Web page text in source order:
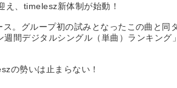
え、timelesz新体制が始動！
。グループ初の試みとなったこの曲と同
間デジタルシングル（単曲）ランキング
の勢いは止まらない！